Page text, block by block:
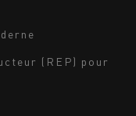
(REP) pour